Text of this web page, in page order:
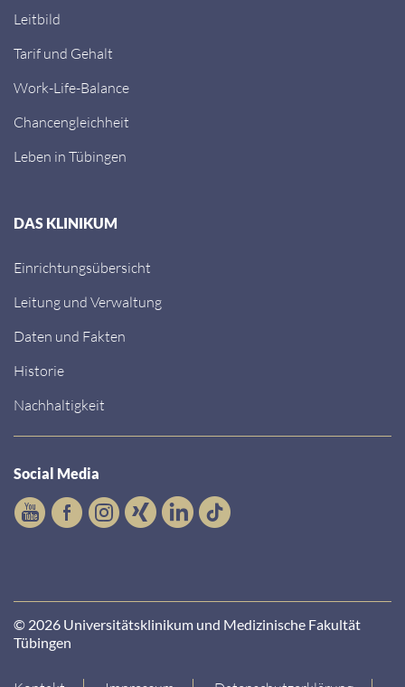
Leitbild
Tarif und Gehalt
Work-Life-Balance
Chancengleichheit
Leben in Tübingen
DAS KLINIKUM
Einrichtungsübersicht
Leitung und Verwaltung
Daten und Fakten
Historie
Nachhaltigkeit
Social Media
© 2026 Universitätsklinikum und Medizinische Fakultät
Tübingen